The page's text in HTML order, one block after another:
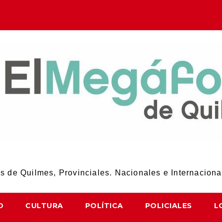
de Quilmes, Provinciales. Nacionales e
CULTURA POLÍTICA POLICIALES